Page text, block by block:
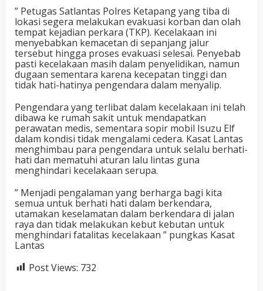
” Petugas Satlantas Polres Ketapang yang tiba di
lokasi segera melakukan evakuasi korban dan olah
tempat kejadian perkara (TKP). Kecelakaan ini
menyebabkan kemacetan di sepanjang jalur
tersebut hingga proses evakuasi selesai. Penyebab
pasti kecelakaan masih dalam penyelidikan, namun
dugaan sementara karena kecepatan tinggi dan
tidak hati-hatinya pengendara dalam menyalip.
Pengendara yang terlibat dalam kecelakaan ini telah
dibawa ke rumah sakit untuk mendapatkan
perawatan medis, sementara sopir mobil Isuzu Elf
dalam kondisi tidak mengalami cedera. Kasat Lantas
menghimbau para pengendara untuk selalu berhati-
hati dan mematuhi aturan lalu lintas guna
menghindari kecelakaan serupa.
” Menjadi pengalaman yang berharga bagi kita
semua untuk berhati hati dalam berkendara,
utamakan keselamatan dalam berkendara di jalan
raya dan tidak melakukan kebut kebutan untuk
menghindari fatalitas kecelakaan ” pungkas Kasat
Lantas
Post Views: 732